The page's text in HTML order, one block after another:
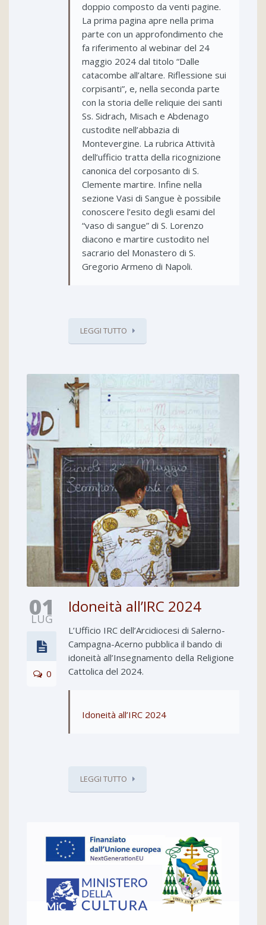
doppio composto da venti pagine.
La prima pagina apre nella prima
parte con un approfondimento che
fa riferimento al webinar del 24
maggio 2024 dal titolo “Dalle
catacombe all’altare. Riflessione sui
corpisanti”, e, nella seconda parte
con la storia delle reliquie dei santi
Ss. Sidrach, Misach e Abdenago
custodite nell’abbazia di
Montevergine. La rubrica Attività
dell’ufficio tratta della ricognizione
canonica del corposanto di S.
Clemente martire. Infine nella
sezione Vasi di Sangue è possibile
conoscere l’esito degli esami del
“vaso di sangue” di S. Lorenzo
diacono e martire custodito nel
sacrario del Monastero di S.
Gregorio Armeno di Napoli.
LEGGI TUTTO
01
LUG
0
Idoneità all’IRC 2024
L’Ufficio IRC dell’Arcidiocesi di Salerno-
Campagna-Acerno pubblica il bando di
idoneità all’Insegnamento della Religione
Cattolica del 2024.
Idoneità all’IRC 2024
LEGGI TUTTO